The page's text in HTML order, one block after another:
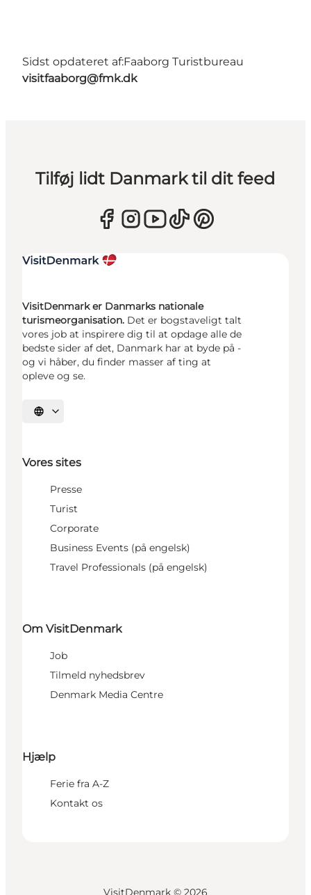
Sidst opdateret af:Faaborg Turistbureau
visitfaaborg@fmk.dk
Tilføj lidt Danmark til dit feed
VisitDenmark er Danmarks nationale
turismeorganisation. Det er bogstaveligt talt
vores job at inspirere dig til at opdage alle de
bedste sider af det, Danmark har at byde på -
og vi håber, du finder masser af ting at
opleve og se.
Vælg sprog
Vores sites
Presse
Turist
Corporate
Business Events (på engelsk)
Travel Professionals (på engelsk)
Om VisitDenmark
Job
Tilmeld nyhedsbrev
Denmark Media Centre
Hjælp
Ferie fra A-Z
Kontakt os
VisitDenmark © 2026